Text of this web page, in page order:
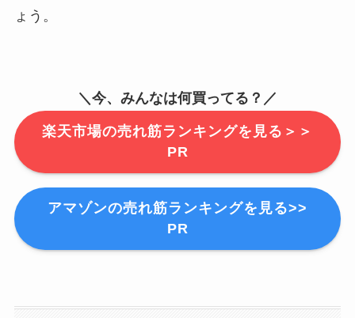
ょう。
＼今、みんなは何買ってる？／
楽天市場の売れ筋ランキングを見る＞＞
PR
アマゾンの売れ筋ランキングを見る>>
PR